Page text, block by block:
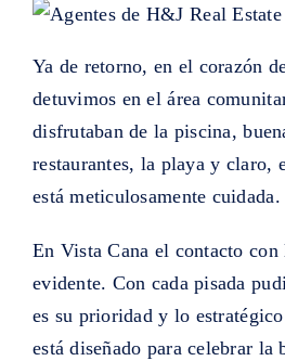
Ya de retorno, en el corazón
detuvimos en el área
disfrutaban de la piscina,
restaurantes, la playa y claro,
está meticulosamente cuidada.
En Vista Cana el contacto con
evidente. Con cada pisada
es su prioridad y lo
está diseñado para celebrar la